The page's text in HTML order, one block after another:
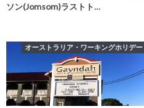
ソン(Jomsom)ラストト…
オーストラリア・ワーキングホリデー